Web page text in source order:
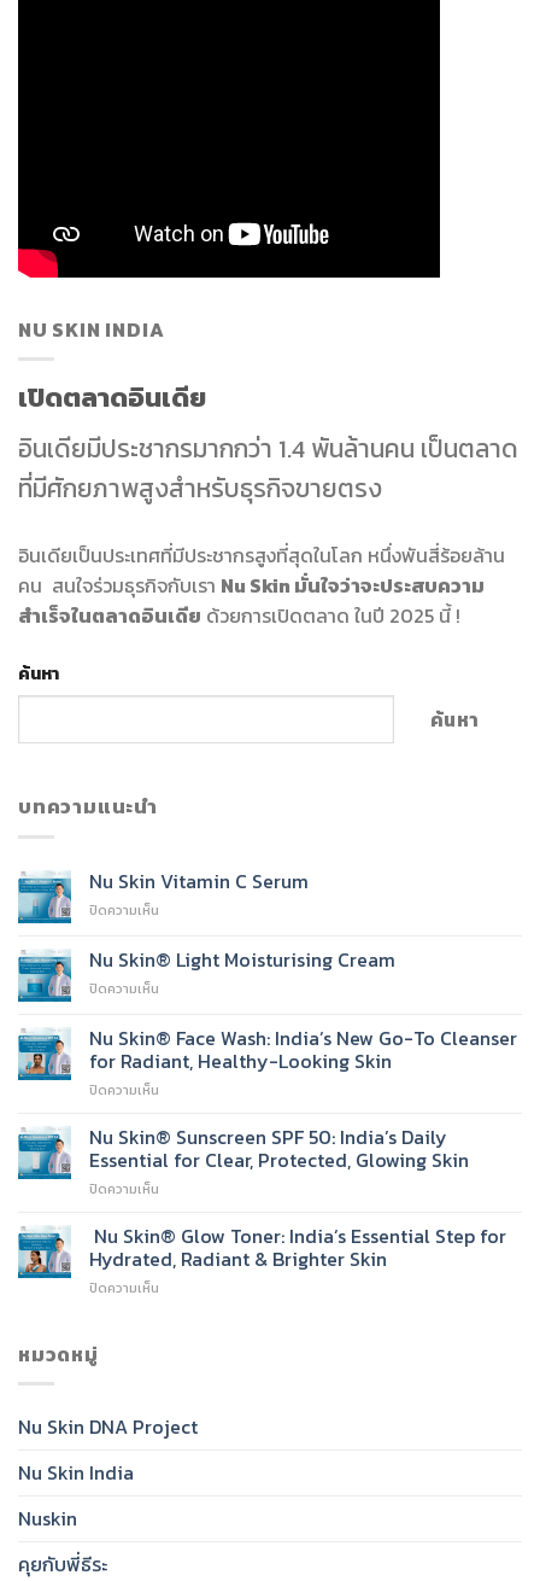
NU SKIN INDIA
เปิดตลาดอินเดีย
อินเดียมีประชากรมากกว่า 1.4 พันล้านคน เป็นตลาด
ที่มีศักยภาพสูงสำหรับธุรกิจขายตรง
อินเดียเป็นประเทศที่มีประชากรสูงที่สุดในโลก หนึ่งพันสี่ร้อยล้าน
คน สนใจร่วมธุรกิจกับเรา Nu Skin มั่นใจว่าจะประสบความ
สำเร็จในตลาดอินเดีย ด้วยการเปิดตลาด ในปี 2025 นี้ !
ค้นหา
ค้นหา
บทความแนะนำ
Nu Skin Vitamin C Serum
ปิดความเห็น
Skin
Vitamin
Nu Skin® Light Moisturising Cream
ปิดความเห็น
Skin®
Light
Moisturising
Nu Skin® Face Wash: India’s New Go-To Cleanser
for Radiant, Healthy-Looking Skin
ปิดความเห็น
Skin®
Face
Wash:
Go-
To
Cleanser
Nu Skin® Sunscreen SPF 50: India’s Daily
Essential for Clear, Protected, Glowing Skin
ปิดความเห็น
Skin®
Sunscreen
SPF
Glowing
Nu Skin® Glow Toner: India’s Essential Step for
Hydrated, Radiant & Brighter Skin
ปิดความเห็น
Step
หมวดหมู่
Nu Skin DNA Project
Nu Skin India
Nuskin
คุยกับพี่ธีระ